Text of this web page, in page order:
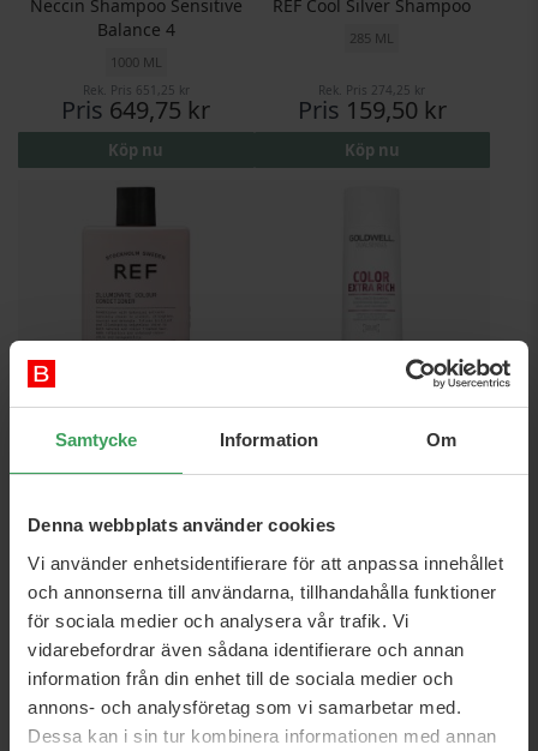
Samtycke Information Om
Denna webbplats använder cookies
Vi använder enhetsidentifierare för att anpassa innehållet
och annonserna till användarna, tillhandahålla funktioner
för sociala medier och analysera vår trafik. Vi
vidarebefordrar även sådana identifierare och annan
information från din enhet till de sociala medier och
annons- och analysföretag som vi samarbetar med.
Dessa kan i sin tur kombinera informationen med annan
Neccin Shampoo Sensitive
Balance 4
1000 ML
Rek. Pris 651,25 kr
Pris 649,75 kr
Köp nu
REF Cool Silver Shampoo
285 ML
Rek. Pris 274,25 kr
Pris 159,50 kr
Köp nu
REF Illuminate Colour
Rek. Pris 259,75 kr
Pris159,50 kr
Goldwell Color Extra Rich
Rek. Pris
Pris
Köp nu